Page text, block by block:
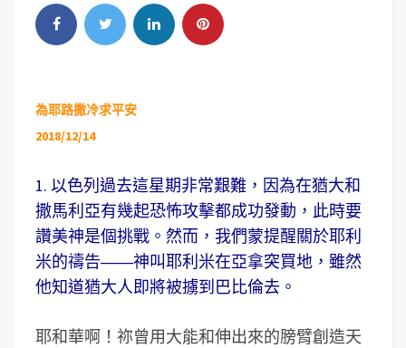
為耶路撒冷求平安
2018/12/14
1. 以色列過去這星期非常艱難，因為在猶大和
撒馬利亞有幾起恐怖攻擊都成功發動，此時要
讚美神是個挑戰。然而，我們蒙提醒關於耶利
米的禱告――神叫耶利米在亞拿突買地，雖然
他知道猶大人即將被擄到巴比倫去。
耶和華啊！祢曾用大能和伸出來的膀臂創造天